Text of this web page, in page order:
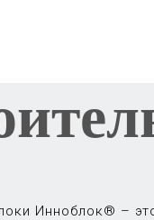
Инноблок® –